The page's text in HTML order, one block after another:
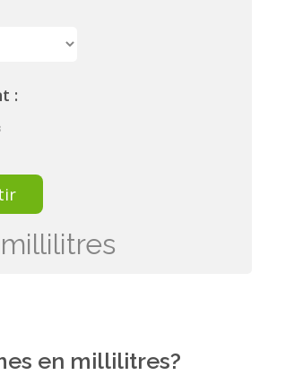
:
en millilitres?